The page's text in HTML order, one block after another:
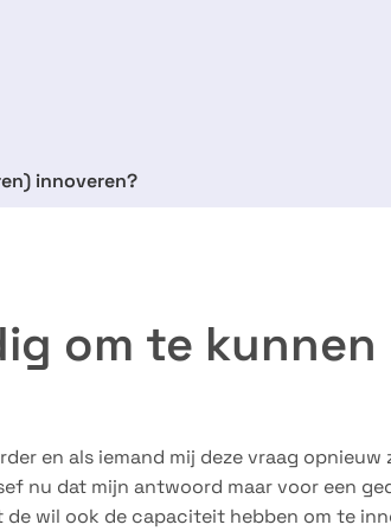
innoveren?
om te kunnen
en als iemand mij deze vraag opnieuw
nu dat mijn antwoord maar voor een
wil ook de capaciteit hebben om te